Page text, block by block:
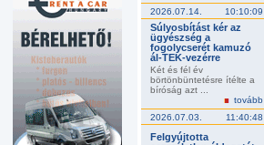
2026.07.14.
10:10:09
Súlyosbítást kér az
ügyészség a
fogolycserét kamuzó
ál-TEK-vezérre
Két és fél év
börtönbüntetésre ítélte a
bíróság azt ...
tovább
2026.07.03.
11:40:48
Felgyújtotta